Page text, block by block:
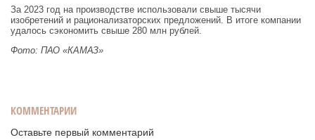
За 2023 год на производстве использовали свыше тысячи
изобретений и рационализаторских предложений. В итоге компании
удалось сэкономить свыше 280 млн рублей.
Фото: ПАО «КАМАЗ»
КОММЕНТАРИИ
Оставьте первый комментарий